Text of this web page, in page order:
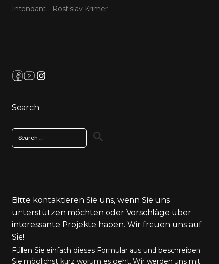
Intendant - Rostislav Krimer
Bitte kontaktieren Sie uns, wenn Sie uns
unterstützen möchten oder Vorschläge über
interessante Projekte haben. Wir freuen uns auf
Sie!
Füllen Sie einfach dieses Formular aus und beschreiben
Sie möglichst kurz worum es geht. Wir werden uns mit
Search
Search
for: